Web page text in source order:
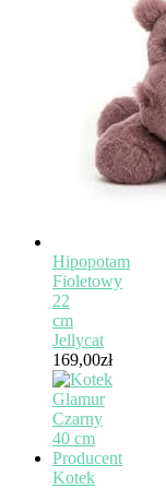
Zabawki
reagują na
informację
wyzwanie. Są to
bawią, ale także
interaktywne dla
dziecka w różnych
Pobudzają także
ponieważ
tworzenia,
Zabawki
być różnego
zainteresowań
przykład zabawki
światłami czy
i wyobraźnię.
interaktywne z
kształtami, które
matematycznych i
Hipopotam
Fioletowy
22
cm
Jellycat
169,00zł
Kotek